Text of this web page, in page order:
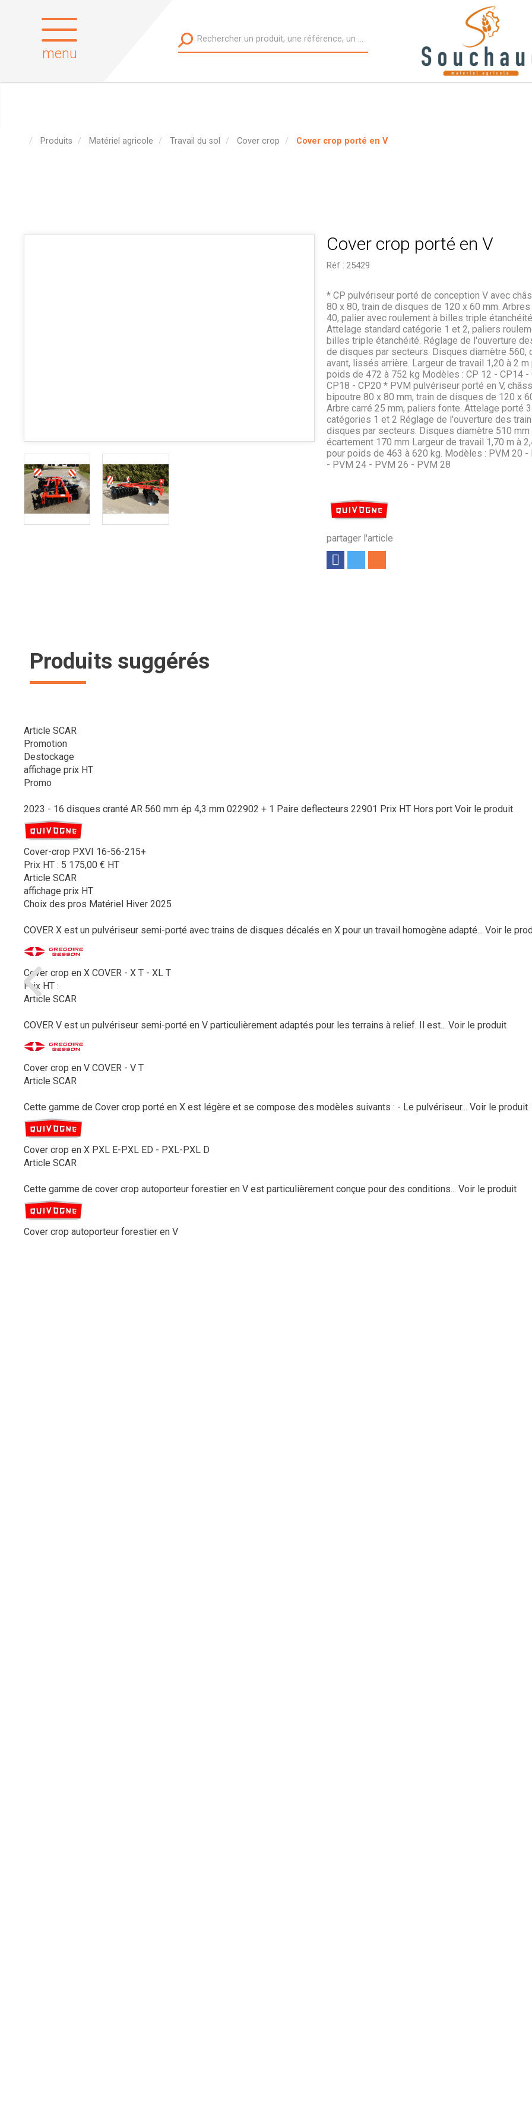
menu
Produits Matériel agricole Travail du sol Cover crop Cover crop porté en V
Cover crop porté en V
Réf : 25429
partager l'article
* CP pulvériseur porté de conception V avec
80 x 80, train de disques de 120 x 60 mm.
40, palier avec roulement à billes triple
Attelage standard catégorie 1 et 2, paliers
billes triple étanchéité. Réglage de l'ouverture
de disques par secteurs. Disques diamètre 560,
avant, lissés arrière. Largeur de travail 1,20 à 2 m
poids de 472 à 752 kg Modèles : CP 12 - CP14 -
CP18 - CP20 * PVM pulvériseur porté en V,
bipoutre 80 x 80 mm, train de disques de 120 x
Arbre carré 25 mm, paliers fonte. Attelage porté
catégories 1 et 2 Réglage de l'ouverture des
disques par secteurs. Disques diamètre 510 mm
écartement 170 mm Largeur de travail 1,70 m à
pour poids de 463 à 620 kg. Modèles : PVM 20 -
- PVM 24 - PVM 26 - PVM 28
Produits suggérés
Article SCAR
Promotion
Destockage
affichage prix HT
Promo
2023 - 16 disques cranté AR 560 mm ép 4,3 mm 022902 + 1 Paire deflecteurs 22901 Prix HT Hors port Voir le produit
Cover-crop PXVI 16-56-215+
Prix HT : 5 175,00 € HT
Article SCAR
affichage prix HT
Choix des pros Matériel Hiver 2025
COVER X est un pulvériseur semi-porté avec trains de disques décalés en X pour un travail homogène adapté... Voir le
Cover crop en X COVER - X T - XL T
Prix HT :
Article SCAR
COVER V est un pulvériseur semi-porté en V particulièrement adaptés pour les terrains à relief. Il est... Voir le produit
Cover crop en V COVER - V T
Article SCAR
Cette gamme de Cover crop porté en X est légère et se compose des modèles suivants : - Le pulvériseur... Voir le produit
Cover crop en X PXL E-PXL ED - PXL-PXL D
Article SCAR
Cette gamme de cover crop autoporteur forestier en V est particulièrement conçue pour des conditions... Voir le produit
Cover crop autoporteur forestier en V